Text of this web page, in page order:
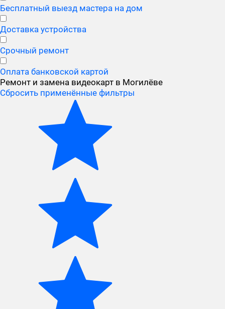
Бесплатный выезд мастера на дом
Доставка устройства
Срочный ремонт
Оплата банковской картой
Ремонт и замена видеокарт в Могилёве
Сбросить применённые фильтры